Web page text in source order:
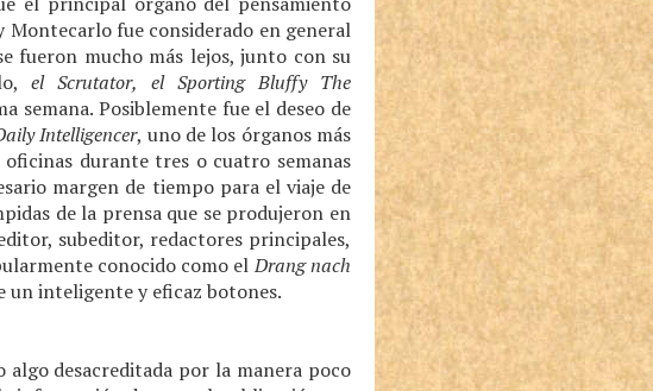
Montecarlo fue considerado en general
fueron mucho más lejos, junto con su
el Scrutator, el Sporting Bluffy The
semana. Posiblemente fue el deseo de
Intelligencer, uno de los órganos más
durante tres o cuatro semanas
margen de tiempo para el viaje de
de la prensa que se produjeron en
subeditor, redactores principales,
conocido como elDrang nach
un inteligente y eficaz botones.
desacreditada por la manera poco